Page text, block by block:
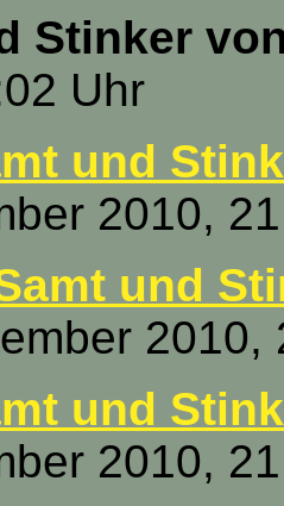
Stinker
Uhr
und
2010,
und
2010,
und
2010,